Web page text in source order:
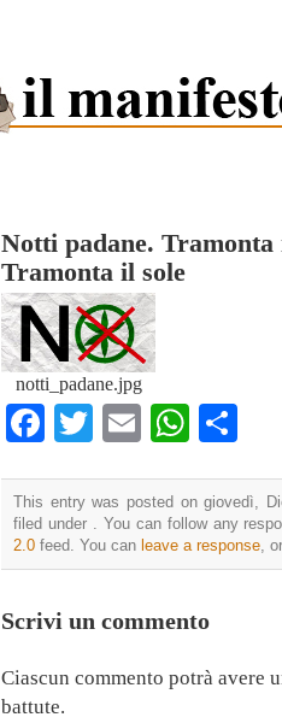
Notti padane. Tramonta
Tramonta il sole
notti_padane.jpg
Facebook
TwitterEmail
This entry was posted on giovedì,
filed under . You can follow any
2.0 feed. You can leave a response,
Scrivi un commento
Ciascun commento potrà avere
battute.